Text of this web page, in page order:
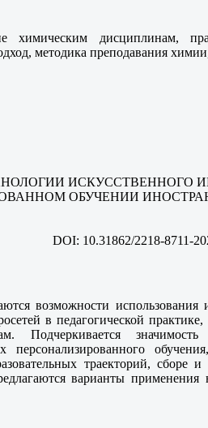
химическим дисциплинам,
методика преподавания
ИСКУССТВЕННОГО
ОБУЧЕНИИ
DOI: 10.31862/2218-8711-
возможности использования
в педагогической
Подчеркивается значимость
персонализированного
траекторий, сборе
варианты применения